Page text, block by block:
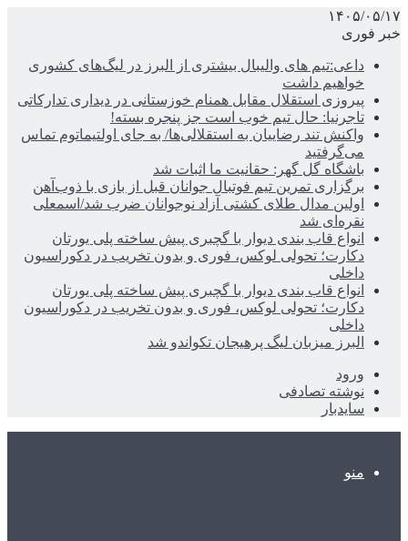
۱۴۰۵/۰۵/۱۷
خبر فوری
داعی:تیم های والیبال بیشتری از البرز در لیگ‌های کشوری
خواهیم داشت
پیروزی استقلال مقابل همنام خوزستانی در دیداری تدارکاتی
تاجرنیا: حال تیم خوب است جز پنجره بسته!
واکنش تند رضاییان به استقلالی‌ها/ به جای اولتیماتوم تماس
می‌گرفتید
باشگاه گل گهر: حقانیت ما اثبات شد
برگزاری تمرین تیم فوتبال جوانان قبل از بازی با ذوب‌آهن
اولین مدال طلای کشتی آزاد نوجوانان ضرب شد/اسمعلی
نقره‌ای شد
انواع قاب بندی دیوار با گچبری پیش ساخته پلی یورتان
دکارت؛ تحولی لوکس، فوری و بدون تخریب در دکوراسیون
داخلی
انواع قاب بندی دیوار با گچبری پیش ساخته پلی یورتان
دکارت؛ تحولی لوکس، فوری و بدون تخریب در دکوراسیون
داخلی
البرز میزبان لیگ پرهیجان تکواندو شد
ورود
نوشته تصادفی
سایدبار
منو